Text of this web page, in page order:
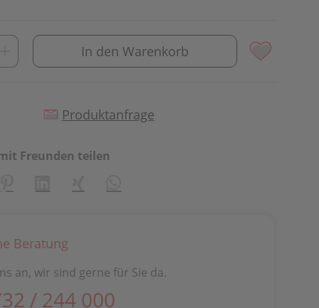
In den Warenkorb
Produktanfrage
Freunden teilen
Beratung
an, wir sind gerne für Sie da.
/ 244 000